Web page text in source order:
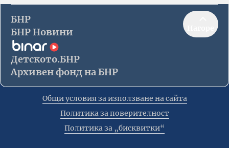
БНР
БНР Новини
Детското.БНР
Архивен фонд на БНР
Общи условия за използване на сайта
Политика за поверителност
Политика за „бисквитки“